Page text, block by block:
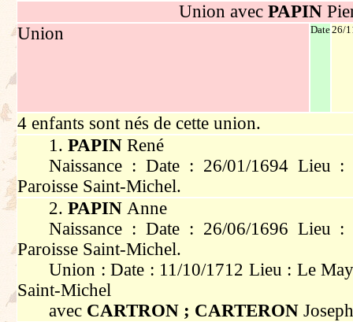
Union avec PAPIN
Union
Date26/
4 enfants sont nés de cette union.
1.PAPINRené
Naissance : Date : 26/01/1694 Lieu
Paroisse Saint-Michel.
2.PAPINAnne
Naissance : Date : 26/06/1696 Lieu
Paroisse Saint-Michel.
Union : Date : 11/10/1712 Lieu : Le
Saint-Michel
avec CARTRON ; CARTERON